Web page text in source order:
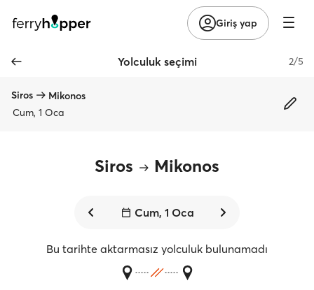
Giriş yap
Yolculuk seçimi 2/5
Siros
Mikonos
Cum, 1 Oca
Siros Mikonos
Cum, 1 Oca
Bu tarihte aktarmasız yolculuk bulunamadı